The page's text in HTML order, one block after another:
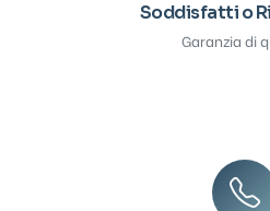
Soddisfatti o
Garanzia di